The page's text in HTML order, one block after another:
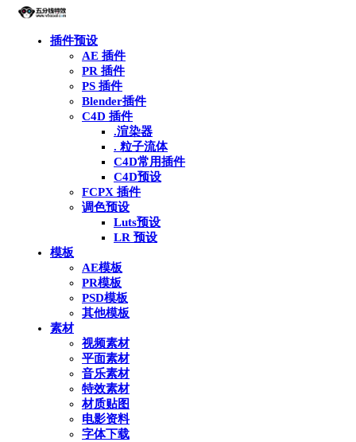
插件预设
AE 插件
PR 插件
PS 插件
Blender插件
C4D 插件
.渲染器
. 粒子流体
C4D常用插件
C4D预设
FCPX 插件
调色预设
Luts预设
LR 预设
模板
AE模板
PR模板
PSD模板
其他模板
素材
视频素材
平面素材
音乐素材
特效素材
材质贴图
电影资料
字体下载